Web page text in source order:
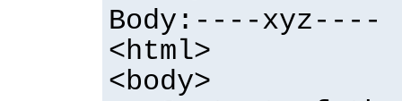
Body:----xyz----
<html>
<body>